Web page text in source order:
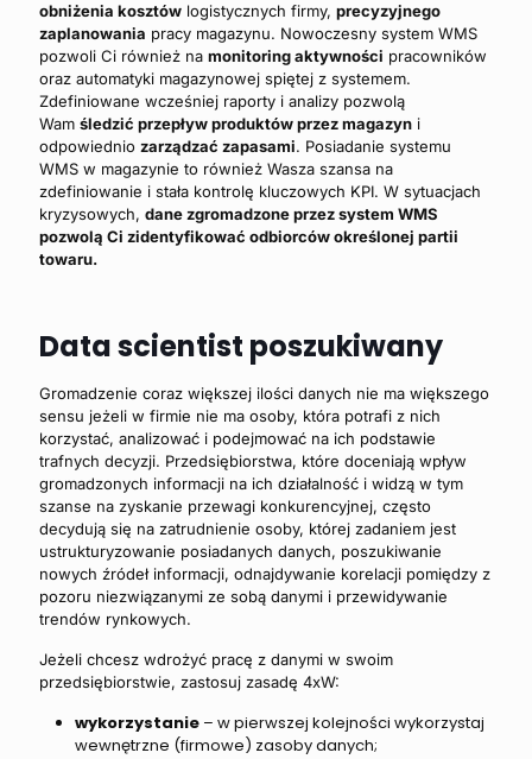
obniżenia kosztów logistycznych firmy, precyzyjnego
zaplanowania pracy magazynu. Nowoczesny system WMS
pozwoli Ci również na monitoring aktywności pracowników
oraz automatyki magazynowej spiętej z systemem.
Zdefiniowane wcześniej raporty i analizy pozwolą
Wam śledzić przepływ produktów przez magazyn i
odpowiednio zarządzać zapasami. Posiadanie systemu
WMS w magazynie to również Wasza szansa na
zdefiniowanie i stała kontrolę kluczowych KPI. W sytuacjach
kryzysowych, dane zgromadzone przez system WMS
pozwolą Ci zidentyfikować odbiorców określonej partii
towaru.
Data scientist poszukiwany
Gromadzenie coraz większej ilości danych nie ma większego
sensu jeżeli w firmie nie ma osoby, która potrafi z nich
korzystać, analizować i podejmować na ich podstawie
trafnych decyzji. Przedsiębiorstwa, które doceniają wpływ
gromadzonych informacji na ich działalność i widzą w tym
szanse na zyskanie przewagi konkurencyjnej, często
decydują się na zatrudnienie osoby, której zadaniem jest
ustrukturyzowanie posiadanych danych, poszukiwanie
nowych źródeł informacji, odnajdywanie korelacji pomiędzy z
pozoru niezwiązanymi ze sobą danymi i przewidywanie
trendów rynkowych.
Jeżeli chcesz wdrożyć pracę z danymi w swoim
przedsiębiorstwie, zastosuj zasadę 4xW:
wykorzystanie – w pierwszej kolejności wykorzystaj
wewnętrzne (firmowe) zasoby danych;